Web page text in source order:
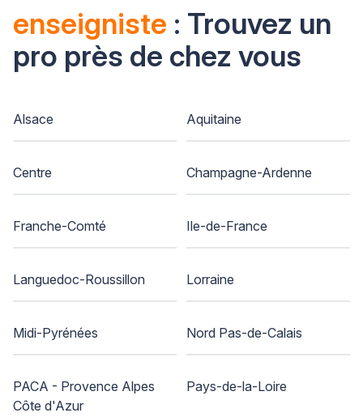
enseigniste : Trouvez un
pro près de chez vous
Alsace Aquitaine
Centre Champagne-Ardenne
Franche-Comté Ile-de-France
Languedoc-Roussillon Lorraine
Midi-Pyrénées Nord Pas-de-Calais
PACA - Provence Alpes
Côte d'Azur
Pays-de-la-Loire